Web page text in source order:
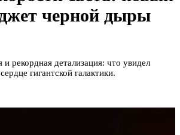
черной дыры
рекордная детализация: что увидел
гигантской галактики.